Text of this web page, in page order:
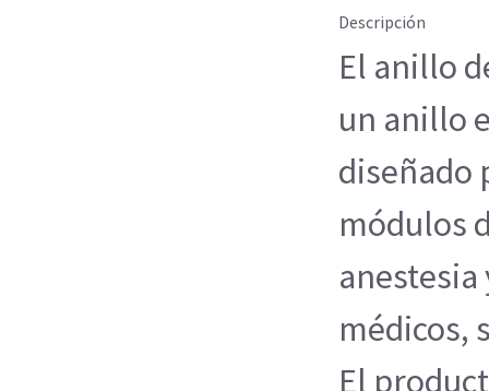
Descripción
El anillo
un anillo
diseñado
módulos
médicos,
El